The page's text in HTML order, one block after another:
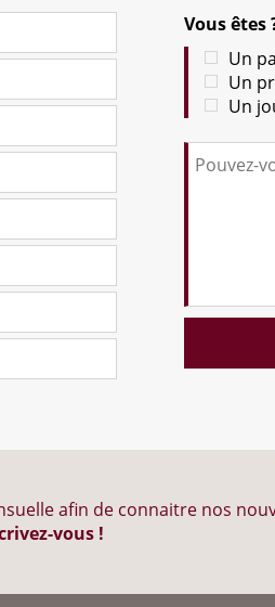
Vous êtes
Un
Un
Un
afin de connaitre nos
vous !